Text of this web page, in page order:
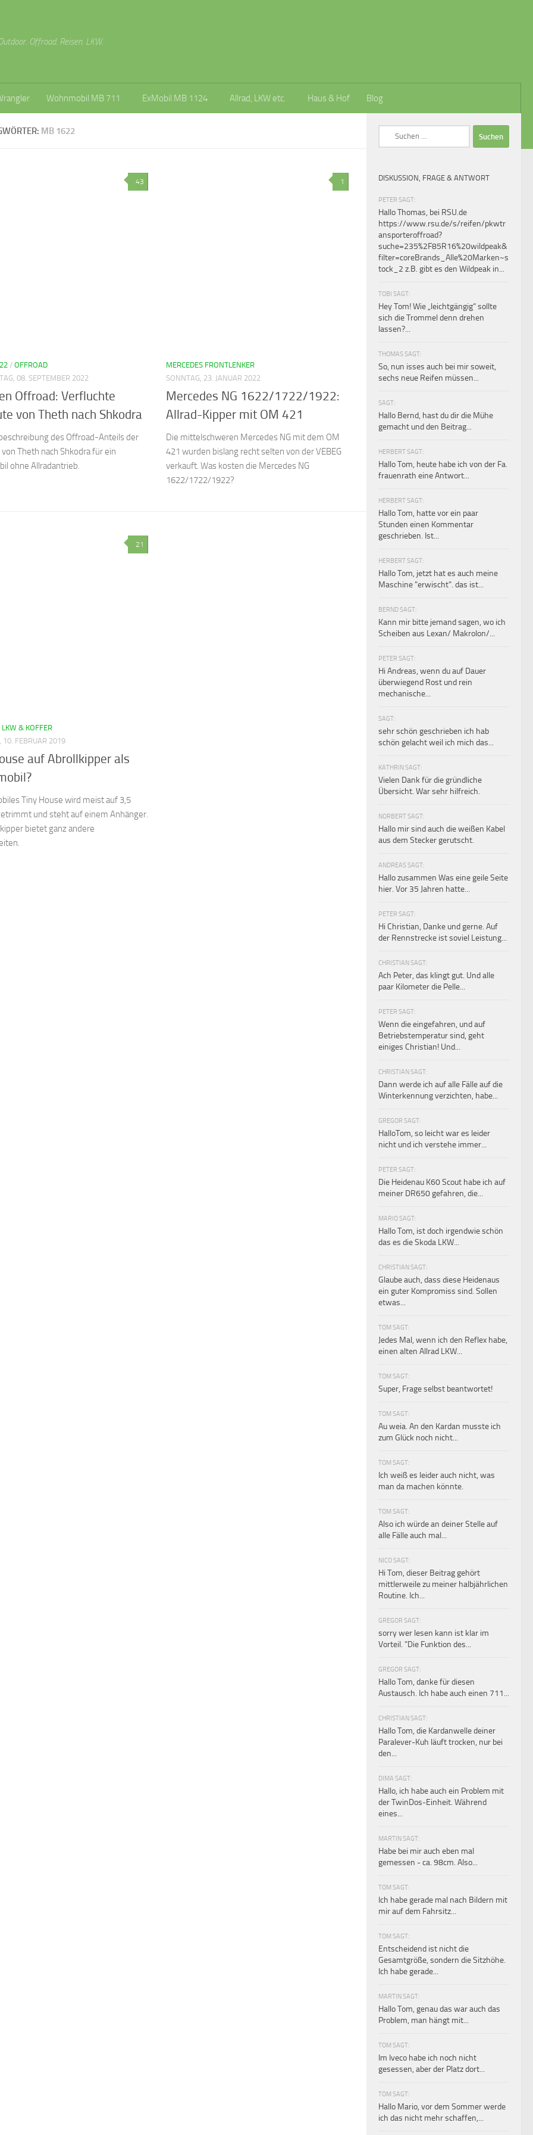
Offroad. Reisen. LKW.
Wohnmobil MB 711 ExMobil MB 1124 Allrad, LKW etc. Haus & Hof Blog
MB 1622
43
/ OFFROAD
08. SEPTEMBER 2022
Offroad: Verfluchte
von Theth nach Shkodra
des Offroad-Anteils der
Theth nach Shkodra für ein
ohne Allradantrieb.
1
MERCEDES FRONTLENKER
SONNTAG, 23. JANUAR 2022
Mercedes NG 1622/1722/1922:
Allrad-Kipper mit OM 421
Die mittelschweren Mercedes NG mit dem OM
421 wurden bislang recht selten von der VEBEG
verkauft. Was kosten die Mercedes NG
1622/1722/1922?
21
& KOFFER
10. FEBRUAR 2019
auf Abrollkipper als
Tiny House wird meist auf 3,5
und steht auf einem Anhänger.
bietet ganz andere
DISKUSSION, FRAGE & ANTWORT
PETER SAGT:
Hallo Thomas, bei RSU.de
https://www.rsu.de/s/reifen/pkwtr
ansporteroffroad?
suche=235%2F85R16%20wildpeak&
filter=coreBrands_Alle%20Marken~s
tock_2 z.B. gibt es den Wildpeak in...
TOBI SAGT:
Hey Tom! Wie „leichtgängig“ sollte
sich die Trommel denn drehen
lassen?...
THOMAS SAGT:
So, nun isses auch bei mir soweit,
sechs neue Reifen müssen...
SAGT:
Hallo Bernd, hast du dir die Mühe
gemacht und den Beitrag...
HERBERT SAGT:
Hallo Tom, heute habe ich von der Fa.
frauenrath eine Antwort...
HERBERT SAGT:
Hallo Tom, hatte vor ein paar
Stunden einen Kommentar
geschrieben. Ist...
HERBERT SAGT:
Hallo Tom, jetzt hat es auch meine
Maschine "erwischt". das ist...
BERND SAGT:
Kann mir bitte jemand sagen, wo ich
Scheiben aus Lexan/ Makrolon/...
PETER SAGT:
Hi Andreas, wenn du auf Dauer
überwiegend Rost und rein
mechanische...
SAGT:
sehr schön geschrieben ich hab
schön gelacht weil ich mich das...
KATHRIN SAGT:
Vielen Dank für die gründliche
Übersicht. War sehr hilfreich.
NORBERT SAGT:
Hallo mir sind auch die weißen Kabel
aus dem Stecker gerutscht.
ANDREAS SAGT:
Hallo zusammen Was eine geile Seite
hier. Vor 35 Jahren hatte...
PETER SAGT:
Hi Christian, Danke und gerne. Auf
der Rennstrecke ist soviel Leistung...
CHRISTIAN SAGT:
Ach Peter, das klingt gut. Und alle
paar Kilometer die Pelle...
PETER SAGT:
Wenn die eingefahren, und auf
Betriebstemperatur sind, geht
einiges Christian! Und...
CHRISTIAN SAGT:
Dann werde ich auf alle Fälle auf die
Winterkennung verzichten, habe...
GREGOR SAGT:
HalloTom, so leicht war es leider
nicht und ich verstehe immer...
PETER SAGT:
Die Heidenau K60 Scout habe ich auf
meiner DR650 gefahren, die...
MARIO SAGT:
Hallo Tom, ist doch irgendwie schön
das es die Skoda LKW...
CHRISTIAN SAGT:
Glaube auch, dass diese Heidenaus
ein guter Kompromiss sind. Sollen
etwas...
TOM SAGT:
Jedes Mal, wenn ich den Reflex habe,
einen alten Allrad LKW...
TOM SAGT:
Super, Frage selbst beantwortet!
TOM SAGT:
Au weia. An den Kardan musste ich
zum Glück noch nicht...
TOM SAGT:
Ich weiß es leider auch nicht, was
man da machen könnte.
TOM SAGT:
Also ich würde an deiner Stelle auf
alle Fälle auch mal...
NICO SAGT:
Hi Tom, dieser Beitrag gehört
mittlerweile zu meiner halbjährlichen
Routine. Ich...
GREGOR SAGT:
sorry wer lesen kann ist klar im
Vorteil. "Die Funktion des...
GREGOR SAGT:
Hallo Tom, danke für diesen
Austausch. Ich habe auch einen 711...
CHRISTIAN SAGT:
Hallo Tom, die Kardanwelle deiner
Paralever-Kuh läuft trocken, nur bei
den...
DIMA SAGT:
Hallo, ich habe auch ein Problem mit
der TwinDos-Einheit. Während
eines...
MARTIN SAGT:
Habe bei mir auch eben mal
gemessen - ca. 98cm. Also...
TOM SAGT:
Ich habe gerade mal nach Bildern mit
mir auf dem Fahrsitz...
TOM SAGT:
Entscheidend ist nicht die
Gesamtgröße, sondern die Sitzhöhe.
Ich habe gerade...
MARTIN SAGT:
Hallo Tom, genau das war auch das
Problem, man hängt mit...
TOM SAGT:
Im Iveco habe ich noch nicht
gesessen, aber der Platz dort...
TOM SAGT:
Hallo Mario, vor dem Sommer werde
ich das nicht mehr schaffen,...